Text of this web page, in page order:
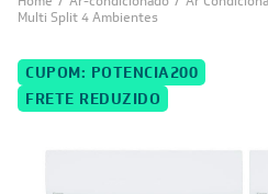
Multi Split 4 Ambientes
CUPOM: POTENCIA200
FRETE REDUZIDO